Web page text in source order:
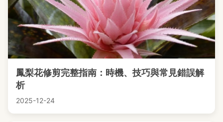
鳳梨花修剪完整指南：時機、技巧與常見錯誤解
析
2025-12-24